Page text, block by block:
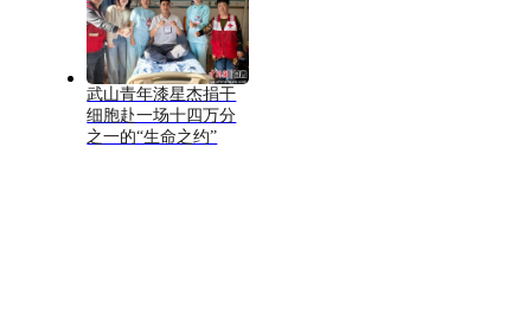
武山青年漆星杰捐干
细胞赴一场十四万分
之一的“生命之约”